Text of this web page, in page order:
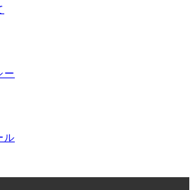
ー
ル